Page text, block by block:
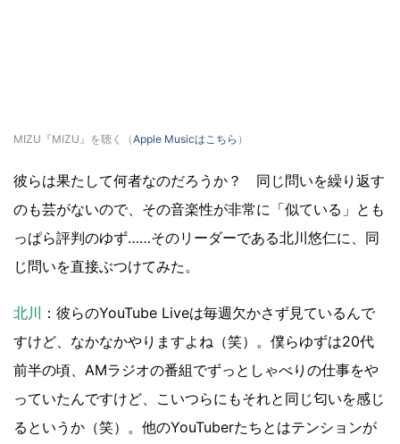
MIZU『MIZU』を聴く（Apple Musicはこちら ）
彼らは果たして何者なのだろうか？ 同じ問いを繰り返す
のも芸がないので、その音楽性が非常に「似ている」とも
っぱら評判のゆず……そのリーダーである北川悠仁に、同
じ問いを直接ぶつけてみた。
北川 ：彼らのYouTube Liveは毎週欠かさず見ているんで
すけど、なかなかやりますよね（笑）。僕らゆずは20代
前半の頃、AMラジオの番組でずっとしゃべりの仕事をや
っていたんですけど、こいつらにもそれと同じ匂いを感じ
るというか（笑）。他のYouTuberたちとはテンションが